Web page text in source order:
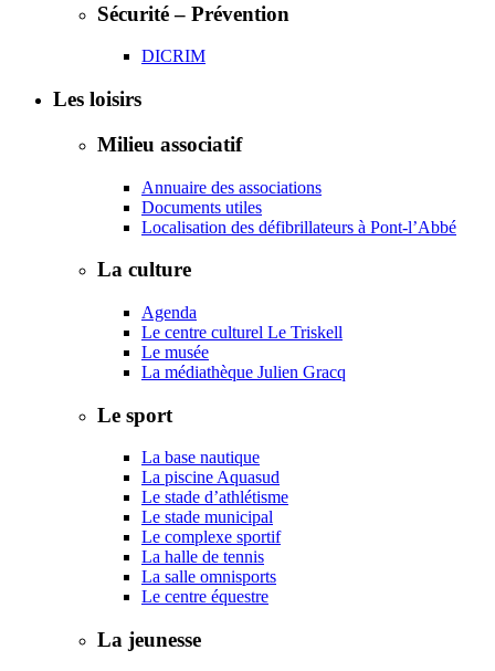
Sécurité – Prévention
DICRIM
Les loisirs
Milieu associatif
Annuaire des associations
Documents utiles
Localisation des défibrillateurs à Pont-l’Abbé
La culture
Agenda
Le centre culturel Le Triskell
Le musée
La médiathèque Julien Gracq
Le sport
La base nautique
La piscine Aquasud
Le stade d’athlétisme
Le stade municipal
Le complexe sportif
La halle de tennis
La salle omnisports
Le centre équestre
La jeunesse